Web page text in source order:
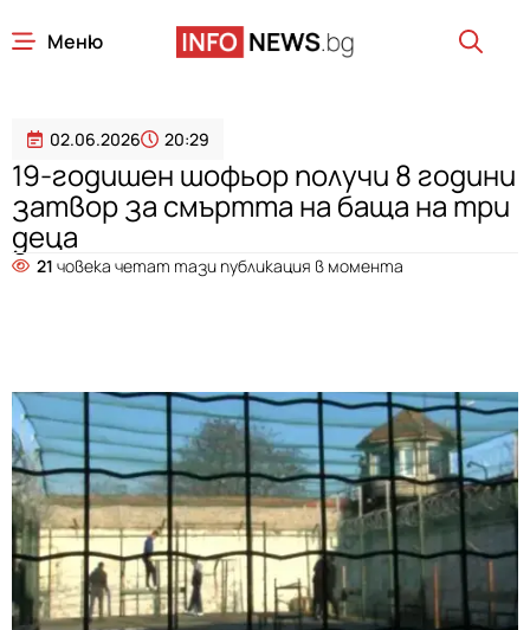
Меню
02.06.2026 20:29
19-годишен шофьор получи 8 години
затвор за смъртта на баща на три
деца
21 човека четат тази публикация в момента